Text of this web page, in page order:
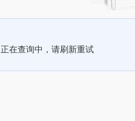
正在查询中，请刷新重试